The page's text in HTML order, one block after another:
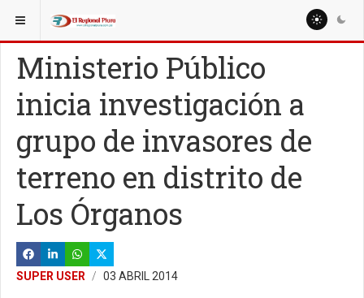
ESTÁ AQUÍ: REGIÓN PIURA
Ministerio Público
inicia investigación a
grupo de invasores de
terreno en distrito de
Los Órganos
SUPER USER 03 ABRIL 2014